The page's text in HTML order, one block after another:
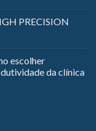
PRECISION
escolher
da clínica